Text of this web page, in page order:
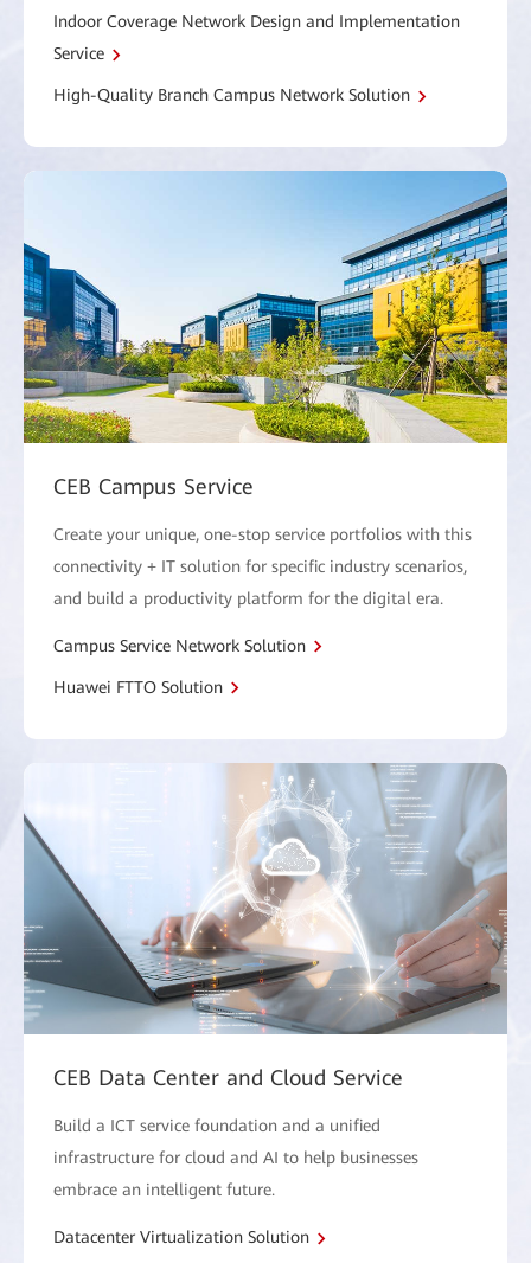
Indoor Coverage Network Design and Implementation
Service
High-Quality Branch Campus Network Solution
CEB Campus Service
Create your unique, one-stop service portfolios with this
connectivity + IT solution for specific industry scenarios,
and build a productivity platform for the digital era.
Campus Service Network Solution
Huawei FTTO Solution
CEB Data Center and Cloud Service
Build a ICT service foundation and a unified
infrastructure for cloud and AI to help businesses
embrace an intelligent future.
Datacenter Virtualization Solution